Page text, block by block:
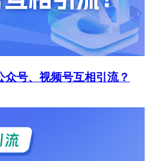
众号、视频号互相引流？